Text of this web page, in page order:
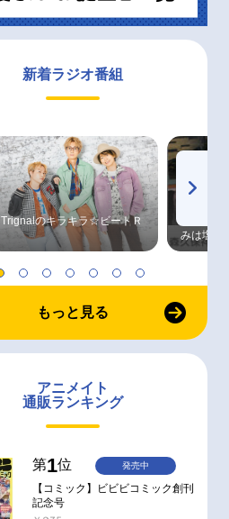
新着ラジオ番組
Trignalのキラキラ☆ビートＲ
みは塩だけ
もっと見る
アニメイト
通販ランキング
第1位
【コミック】ビビビコミック創刊
記念号
発売中